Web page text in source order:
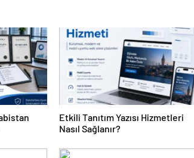
Etkili Tanıtım Yazısı Hizmetleri
Nasıl Sağlanır?